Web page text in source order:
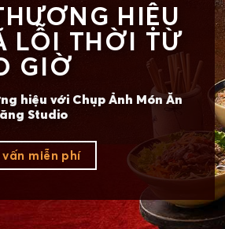
HIỆU
LỖI THỜI TỪ
GIỜ
hiệu với Chụp Ảnh Món Ăn
Studio
miễn phí